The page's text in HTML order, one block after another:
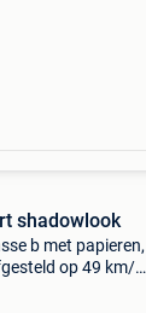
shadowlook
b met papieren,
op 49 km/h